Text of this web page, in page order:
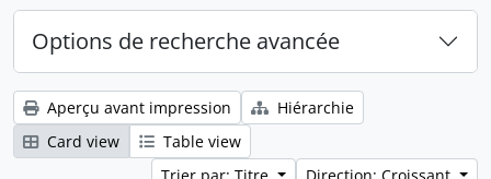
Options de recherche avancée
Aperçu avant impression
Hiérarchie
Card view
Table view